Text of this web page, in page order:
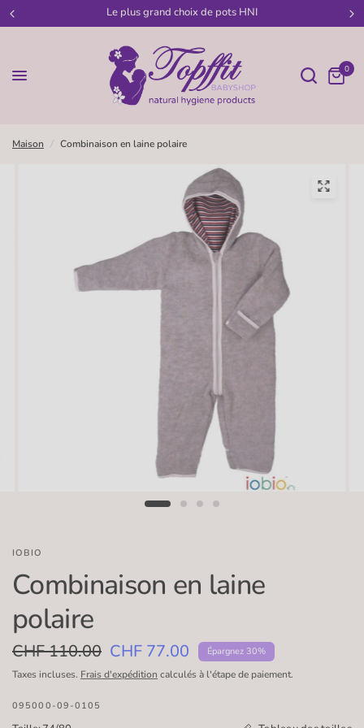
Bienvenue chez Topffit-Babyshop
0
Maison / Combinaison en laine polaire
IOBIO
Combinaison en laine
polaire
CHF 110.00 CHF 77.00 Épargnez 30%
Taxes incluses. Frais d'expédition calculés à l'étape de paiement.
095000-09-0105